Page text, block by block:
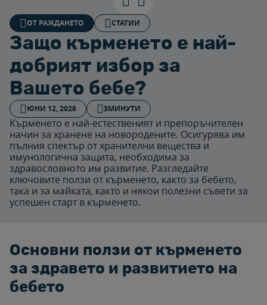
ОТ РАЖДАНЕТО СТАТИИ
Защо кърменето е най-
добрият избор за
Вашето бебе?
ЮНИ 12, 2026 3МИНУТИ
Кърменето е най-естественият и препоръчителен
начин за хранене на новородените. Осигурява им
пълния спектър от хранителни вещества и
имунологична защита, необходима за
здравословното им развитие. Разгледайте
ключовите ползи от кърменето, както за бебето,
така и за майката, както и някои полезни съвети за
успешен старт в кърменето.
Основни ползи от кърменето
за здравето и развитието на
бебето